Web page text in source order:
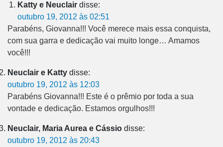
Katty e Neuclair disse:
outubro 19, 2012 às 02:51
Parabéns, Giovanna!!! Você merece mais essa conquista,
com sua garra e dedicação vai muito longe… Amamos
você!!!
Neuclair e Katty disse:
outubro 19, 2012 às 12:03
Parabéns Giovanna!!! Este é o prêmio por toda a sua
vontade e dedicação. Estamos orgulhos!!!
Neuclair, Maria Aurea e Cássio disse:
outubro 19, 2012 às 20:43